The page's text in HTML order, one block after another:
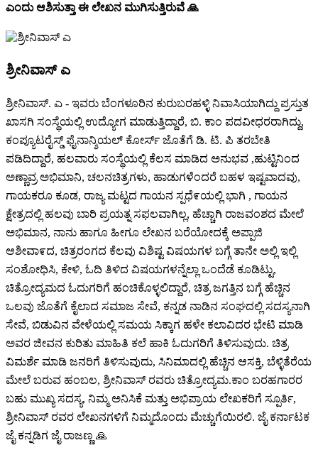
ಎಂದು ಆಶಿಸುತ್ತಾ ಈ ಲೇಖನ ಮುಗಿಸುತ್ತಿರುವೆ 🙏
ಶ್ರೀನಿವಾಸ್ ಎ
ಶ್ರೀನಿವಾಸ್. ಎ - ಇವರು ಬೆಂಗಳೂರಿನ ಕುರುಬರಹಳ್ಳಿ ನಿವಾಸಿಯಾಗಿದ್ದು ಪ್ರಸ್ತುತ
ಖಾಸಗಿ ಸಂಸ್ಥೆಯಲ್ಲಿ ಉದ್ಯೋಗ ಮಾಡುತ್ತಿದ್ದಾರೆ, ಬಿ. ಕಾಂ ಪದವೀಧರರಾಗಿದ್ದು,
ಕಂಪ್ಯೂಟರೈಸ್ಡ್ ಫೈನಾನ್ಶಿಯಲ್ ಕೋರ್ಸ್ ಜೊತೆಗೆ ಡಿ. ಟಿ. ಪಿ ತರಬೇತಿ
ಪಡಿದಿದ್ದಾರೆ, ಹಲವಾರು ಸಂಸ್ಥೆಯಲ್ಲಿ ಕೆಲಸ ಮಾಡಿದ ಅನುಭವ ,ಹುಟ್ಟಿನಿಂದ
ಅಣ್ಣಾವ್ರ ಅಭಿಮಾನಿ, ಚಲನಚಿತ್ರಗಳು, ಹಾಡುಗಳೆಂದರೆ ಬಹಳ ಇಷ್ಟವಾದವು,
ಗಾಯಕರೂ ಕೂಡ, ರಾಜ್ಯ ಮಟ್ಟದ ಗಾಯನ ಸ್ಪಧೆ೯ಯಲ್ಲಿ ಭಾಗಿ , ಗಾಯನ
ಕ್ಷೇತ್ರದಲ್ಲಿ ಹಲವು ಬಾರಿ ಪ್ರಯತ್ನ ಸಫಲವಾಗಿಲ್ಲ, ಹೆಚ್ಚಾಗಿ ರಾಜವಂಶದ ಮೇಲೆ
ಅಭಿಮಾನ, ನಾನು ಹಾಗೂ ಹೀಗೂ ಲೇಖನ ಬರೆಯೋದಕ್ಕೆ ಅಪ್ಪಾಜಿ
ಆಶೀವಾ೯ದ, ಚಿತ್ರರಂಗದ ಕೆಲವು ವಿಶಿಷ್ಟ ವಿಷಯಗಳ ಬಗ್ಗೆ ತಾನೇ ಅಲ್ಲಿ ಇಲ್ಲಿ
ಸಂಶೋಧಿಸಿ, ಕೇಳಿ, ಓದಿ ತಿಳಿದ ವಿಷಯಗಳನ್ನೆಲ್ಲಾ ಒಂದೆಡೆ ಕೂಡಿಟ್ಟು,
ಚಿತ್ರೋದ್ಯಮದ ಓದುಗರಿಗೆ ಹಂಚಿಕೊಳ್ಳಲಿದ್ದಾರೆ, ಚಿತ್ರ ಜಗತ್ತಿನ ಬಗ್ಗೆ ಹೆಚ್ಚಿನ
ಒಲವು ಜೊತೆಗೆ ಕೈಲಾದ ಸಮಾಜ ಸೇವೆ, ಕನ್ನಡ ನಾಡಿನ ಸಂಘದಲ್ಲಿ ಸದಸ್ಯನಾಗಿ
ಸೇವೆ, ಬಿಡುವಿನ ವೇಳೆಯಲ್ಲಿ ಸಮಯ ಸಿಕ್ಕಾಗ ಹಳೇ ಕಲಾವಿದರ ಭೇಟಿ ಮಾಡಿ
ಅವರ ಜೀವನ ಕುರಿತು ಮಾಹಿತಿ ಕಲೆ ಹಾಕಿ ಓದುಗರಿಗೆ ತಿಳಿಸುವುದು. ಚಿತ್ರ
ವಿಮರ್ಶೆ ಮಾಡಿ ಜನರಿಗೆ ತಿಳಿಸುವುದು, ಸಿನಿಮಾದಲ್ಲಿ ಹೆಚ್ಚಿನ ಆಸಕ್ತಿ, ಬೆಳ್ಳಿತೆರೆಯ
ಮೇಲೆ ಬರುವ ಹಂಬಲ, ಶ್ರೀನಿವಾಸ್ ರವರು ಚಿತ್ರೋದ್ಯಮ.ಕಾಂ ಬರಹಗಾರರ
ಬಹು ಮುಖ್ಯ ಸದಸ್ಯ, ನಿಮ್ಮ ಅನಿಸಿಕೆ ಮತ್ತು ಅಭಿಪ್ರಾಯ ಲೇಖಕರಿಗೆ ಸ್ಪೂರ್ತಿ,
ಶ್ರೀನಿವಾಸ್ ರವರ ಲೇಖನಗಳಿಗೆ ನಿಮ್ಮದೊಂದು ಮೆಚ್ಚುಗೆಯಿರಲಿ. ಜೈ ಕರ್ನಾಟಕ
ಜೈ ಕನ್ನಡಿಗ ಜೈ ರಾಜಣ್ಣ 🙏